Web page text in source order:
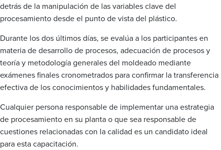
detrás de la manipulación de las variables clave del
procesamiento desde el punto de vista del plástico.
Durante los dos últimos días, se evalúa a los participantes en
materia de desarrollo de procesos, adecuación de procesos y
teoría y metodología generales del moldeado mediante
exámenes finales cronometrados para confirmar la transferencia
efectiva de los conocimientos y habilidades fundamentales.
Cualquier persona responsable de implementar una estrategia
de procesamiento en su planta o que sea responsable de
cuestiones relacionadas con la calidad es un candidato ideal
para esta capacitación.